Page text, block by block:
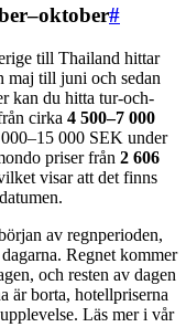
#
till Thailand hittar
maj till juni och sedan
kan du hitta tur-och-
cirka 4 500–7 000
000 SEK under
priser från 2 606
visar att det finns
av regnperioden,
Regnet kommer
och resten av dagen
är borta, hotellpriserna
Läs mer i vår